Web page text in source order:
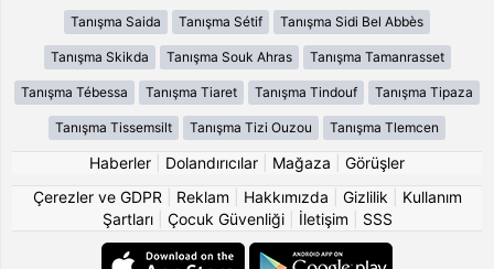
Tanışma Saida Tanışma Sétif Tanışma Sidi Bel Abbès
Tanışma Skikda Tanışma Souk Ahras Tanışma Tamanrasset
Tanışma Tébessa Tanışma Tiaret Tanışma Tindouf Tanışma Tipaza
Tanışma Tissemsilt Tanışma Tizi Ouzou Tanışma Tlemcen
Haberler Dolandırıcılar Mağaza
Görüşler
Çerezler ve GDPR
Reklam Hakkımızda Gizlilik
Kullanım
Şartları| Çocuk Güvenliği| İletişim SSS